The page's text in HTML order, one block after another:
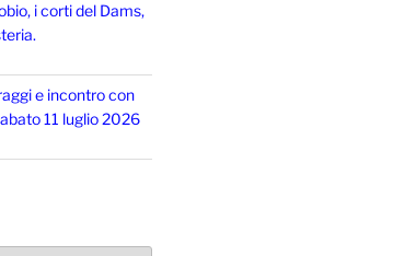
i corti del Dams,
e incontro con
11 luglio 2026